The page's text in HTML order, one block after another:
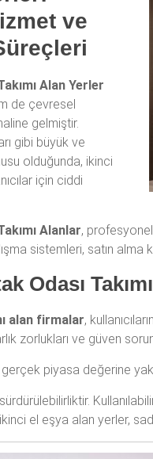
ve
Alan Yerler
de çevresel
gelmiştir.
gibi büyük ve
olduğunda, ikinci
için ciddi
Alanlar,
sistemleri, satın alma
Odası
alan firmalar,
zorlukları ve güven
piyasa değerine
el eşya alan yerler,